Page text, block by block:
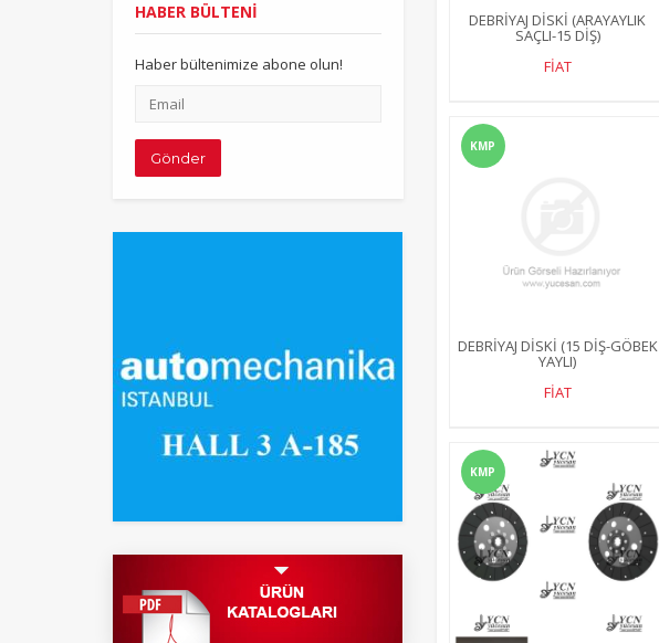
HABER BÜLTENİ
Haber bültenimize abone olun!
adresiniz
Gönder
DEBRİYAJ DİSKİ (ARAYAYLIK
SAÇLI-15 DİŞ)
FİAT
KMP
DEBRİYAJ DİSKİ (15 DİŞ-GÖBEK
YAYLI)
FİAT
KMP